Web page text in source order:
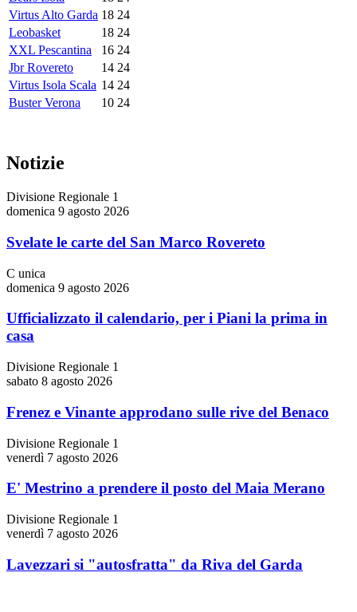
Virtus Alto Garda 18 24
Leobasket
18 24
XXL Pescantina
16 24
Jbr Rovereto
14 24
Virtus Isola Scala 14 24
Buster Verona
10 24
Notizie
Divisione Regionale 1
domenica 9 agosto 2026
Svelate le carte del San Marco Rovereto
C unica
domenica 9 agosto 2026
Ufficializzato il calendario, per i Piani la prima in
casa
Divisione Regionale 1
sabato 8 agosto 2026
Frenez e Vinante approdano sulle rive del Benaco
Divisione Regionale 1
venerdì 7 agosto 2026
E' Mestrino a prendere il posto del Maia Merano
Divisione Regionale 1
venerdì 7 agosto 2026
Lavezzari si "autosfratta" da Riva del Garda